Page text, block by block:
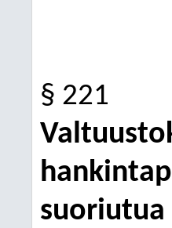
§ 221
suoriutua